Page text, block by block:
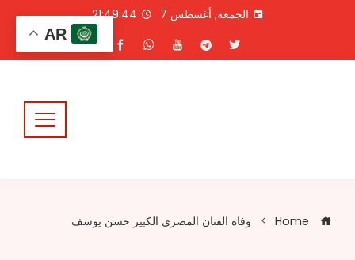
الجمعة, أغسطس 7 21:49:44
وفاة الفنان المصري الكبير حسن يوسف
AR